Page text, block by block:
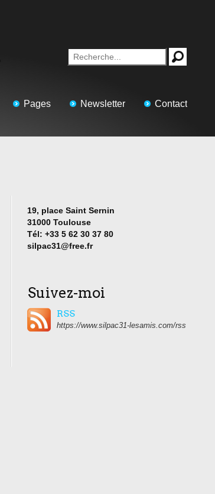
Pages Newsletter Contact
19, place Saint Sernin
31000 Toulouse
Tél: +33 5 62 30 37 80
silpac31@free.fr
Suivez-moi
RSS
https://www.silpac31-lesamis.com/rss